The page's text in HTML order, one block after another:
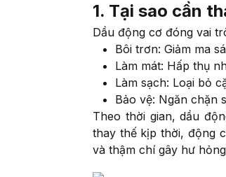
1. Tại sao cần
Dầu động cơ đóng vai
Bôi trơn: Giảm ma
Làm mát: Hấp thụ
Làm sạch: Loại bỏ
Bảo vệ: Ngăn chặn
Theo thời gian, dầu
thay thế kịp thời, động
và thậm chí gây hư